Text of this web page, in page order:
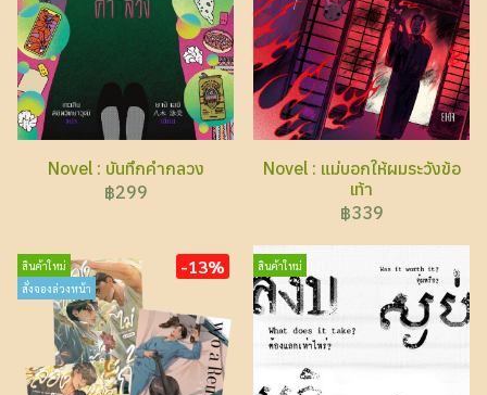
Novel : บันทึกคำกลวง
฿299
Novel : แม่บอกให้ผมระวังข้อ
เท้า
฿339
สินค้าใหม่
สั่งจองล่วงหน้า
-13% สินค้าใหม่